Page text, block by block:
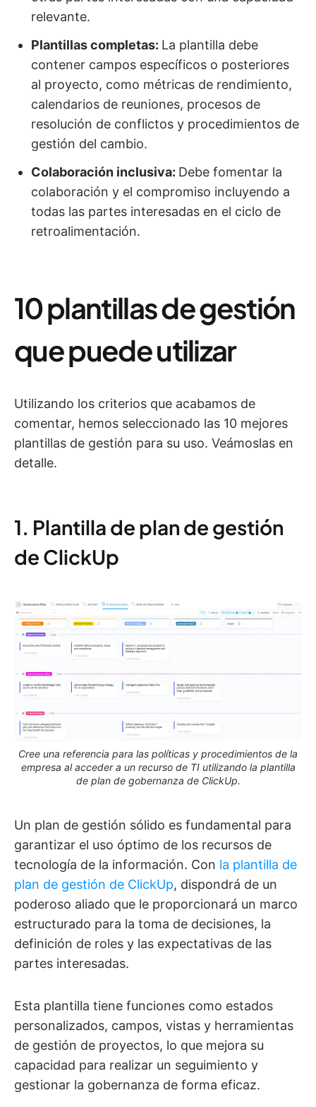
relevante.
Plantillas completas: La plantilla debe
contener campos específicos o posteriores
al proyecto, como métricas de rendimiento,
calendarios de reuniones, procesos de
resolución de conflictos y procedimientos de
gestión del cambio.
Colaboración inclusiva: Debe fomentar la
colaboración y el compromiso incluyendo a
todas las partes interesadas en el ciclo de
retroalimentación.
10 plantillas de gestión
que puede utilizar
Utilizando los criterios que acabamos de
comentar, hemos seleccionado las 10 mejores
plantillas de gestión para su uso. Veámoslas en
detalle.
1. Plantilla de plan de gestión
de ClickUp
Cree una referencia para las políticas y procedimientos de la
empresa al acceder a un recurso de TI utilizando la plantilla
de plan de gobernanza de ClickUp.
Un plan de gestión sólido es fundamental para
garantizar el uso óptimo de los recursos de
tecnología de la información. Con la plantilla de
plan de gestión de ClickUp, dispondrá de un
poderoso aliado que le proporcionará un marco
estructurado para la toma de decisiones, la
definición de roles y las expectativas de las
partes interesadas.
Esta plantilla tiene funciones como estados
personalizados, campos, vistas y herramientas
de gestión de proyectos, lo que mejora su
capacidad para realizar un seguimiento y
gestionar la gobernanza de forma eficaz.